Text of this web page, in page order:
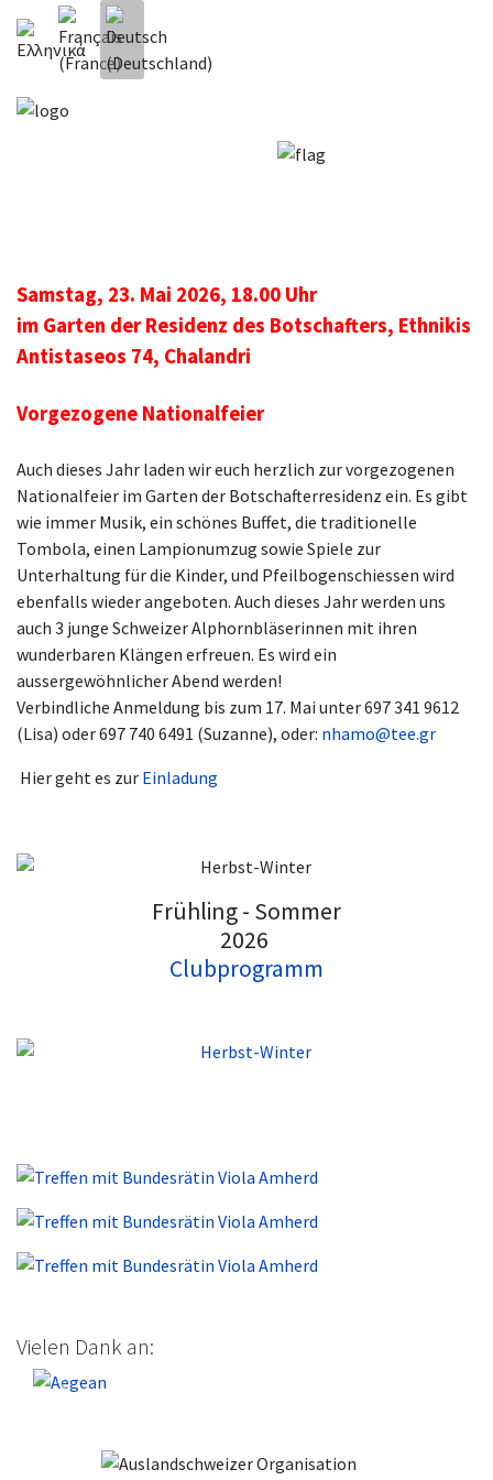
Sprache auswählen
Samstag, 23. Mai 2026, 18.00 Uhr
im Garten der Residenz des Botschafters, Ethnikis
Antistaseos 74, Chalandri
Vorgezogene Nationalfeier
Auch dieses Jahr laden wir euch herzlich zur vorgezogenen
Nationalfeier im Garten der Botschafterresidenz ein. Es gibt
wie immer Musik, ein schönes Buffet, die traditionelle
Tombola, einen Lampionumzug sowie Spiele zur
Unterhaltung für die Kinder, und Pfeilbogenschiessen wird
ebenfalls wieder angeboten. Auch dieses Jahr werden uns
auch 3 junge Schweizer Alphornbläserinnen mit ihren
wunderbaren Klängen erfreuen. Es wird ein
aussergewöhnlicher Abend werden!
Verbindliche Anmeldung bis zum 17. Mai unter 697 341 9612
(Lisa) oder 697 740 6491 (Suzanne), oder: nhamo@tee.gr
Hier geht es zur Einladung
Frühling - Sommer
2026
Clubprogramm
Vielen Dank an:
Previous